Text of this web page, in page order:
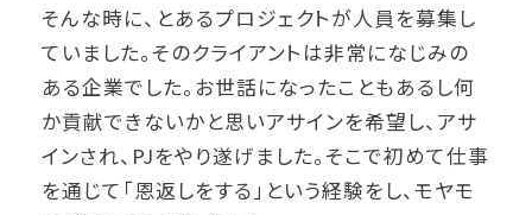
そんな時に、とあるプロジェクトが人員を募集し
ていました。そのクライアントは非常になじみの
ある企業でした。お世話になったこともあるし何
か貢献できないかと思いアサインを希望し、アサ
インされ、PJをやり遂げました。そこで初めて仕事
を通じて「恩返しをする」という経験をし、モヤモ